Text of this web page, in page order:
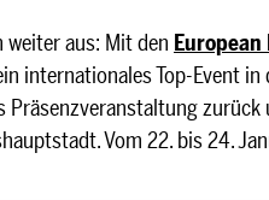
aus: Mit den
internationales Top-Event in
Präsenzveranstaltung
Vom 22. bis 24.